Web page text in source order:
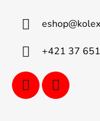
eshop@
+421 37